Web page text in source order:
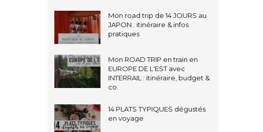
Mon road trip de 14 JOURS au
JAPON : itinéraire & infos
pratiques
Mon ROAD TRIP en train en
EUROPE DE L'EST avec
INTERRAIL : itinéraire, budget &
co.
14 PLATS TYPIQUES dégustés
en voyage